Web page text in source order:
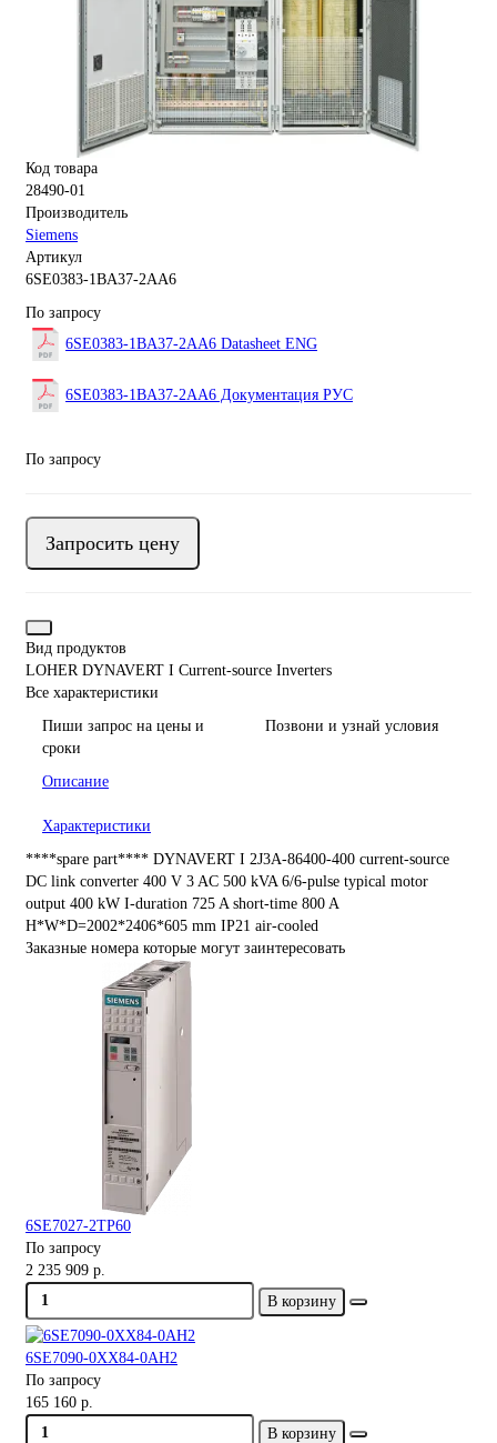
Код товара
28490-01
Производитель
Siemens
Артикул
6SE0383-1BA37-2AA6
По запросу
6SE0383-1BA37-2AA6 Datasheet ENG
6SE0383-1BA37-2AA6 Документация РУС
По запросу
Запросить цену
Вид продуктов
LOHER DYNAVERT I Current-source Inverters
Все характеристики
Пиши запрос на цены и
сроки
Позвони и узнай условия
Описание
Характеристики
****spare part**** DYNAVERT I 2J3A-86400-400 current-source
DC link converter 400 V 3 AC 500 kVA 6/6-pulse typical motor
output 400 kW I-duration 725 A short-time 800 A
H*W*D=2002*2406*605 mm IP21 air-cooled
Заказные номера которые могут заинтересовать
6SE7027-2TP60
По запросу
2 235 909 р.
В корзину
6SE7090-0XX84-0AH2
По запросу
165 160 р.
В корзину